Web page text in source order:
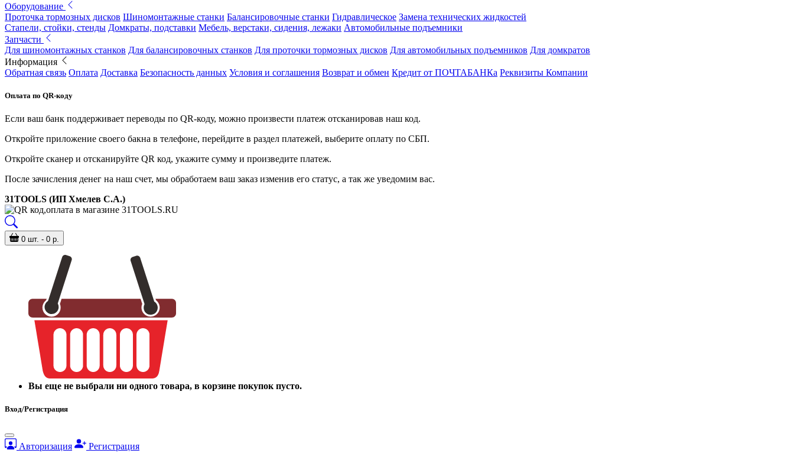
Оборудование
Проточка тормозных дисков Шиномонтажные станки Балансировочные станки Гидравлическое Замена технических жидкостей
Стапели, стойки, стенды Домкраты, подставки Мебель, верстаки, сидения, лежаки Автомобильные подъемники
Запчасти
Для шиномонтажных станков Для балансировочных станков Для проточки тормозных дисков Для автомобильных подъемников Для домкратов
Информация
Обратная связь Оплата Доставка Безопасность данных Условия и соглашения Возврат и обмен Кредит от ПОЧТАБАНКа Реквизиты Компании
Оплата по QR-коду
Если ваш банк поддерживает переводы по QR-коду, можно произвести платеж отсканировав наш код.
Откройте приложение своего бакна в телефоне, перейдите в раздел платежей, выберите оплату по СБП.
Откройте сканер и отсканируйте QR код, укажите сумму и произведите платеж.
После зачисления денег на наш счет, мы обработаем ваш заказ изменив его статус, а так же уведомим вас.
31TOOLS (ИП Хмелев С.А.)
0 шт. - 0 р.
Вы еще не выбрали ни одного товара, в корзине покупок пусто.
Вход/Регистрация
Авторизация Регистрация